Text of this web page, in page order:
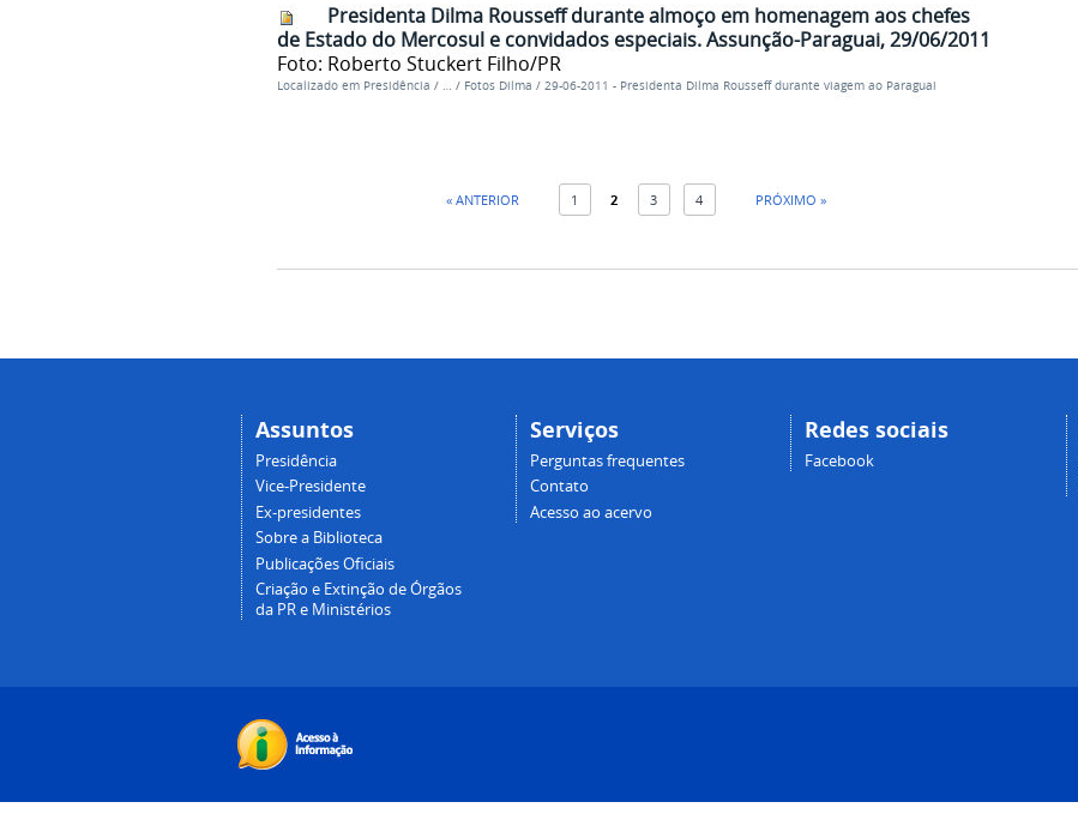
Presidenta Dilma Rousseff durante almoço em homenagem aos chefes
de Estado do Mercosul e convidados especiais. Assunção-Paraguai, 29/06/2011
Foto: Roberto Stuckert Filho/PR
Localizado em Presidência / … / Fotos Dilma / 29-06-2011 - Presidenta Dilma Rousseff durante viagem ao Paraguai
« ANTERIOR 1 2 3 4 PRÓXIMO »
Assuntos
Presidência
Vice-Presidente
Ex-presidentes
Sobre a Biblioteca
Publicações Oficiais
Criação e Extinção de Órgãos
da PR e Ministérios
Serviços
Perguntas frequentes
Contato
Acesso ao acervo
Redes sociais
Facebook